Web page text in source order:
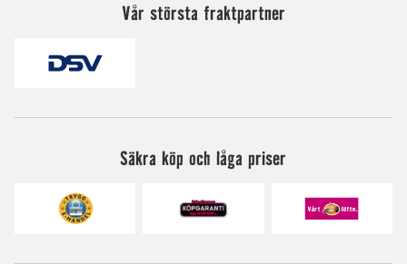
Vår största fraktpartner
Säkra köp och låga priser